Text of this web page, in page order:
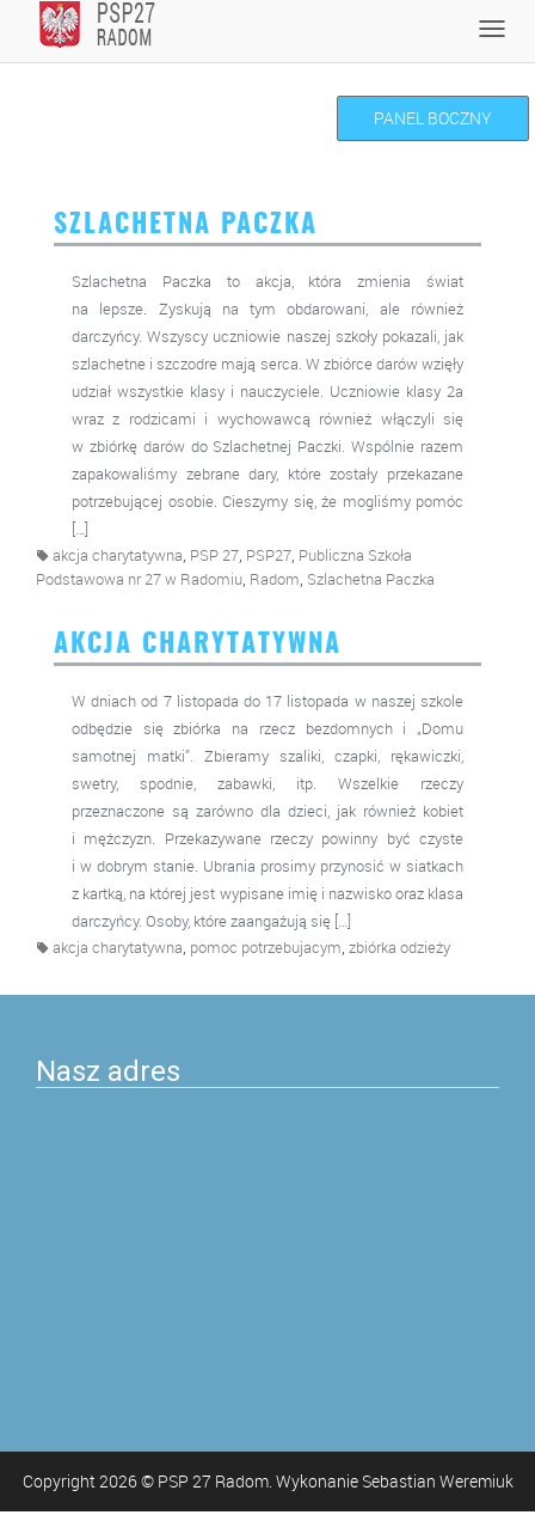
content
PANEL BOCZNY
SZLACHETNA PACZKA
Szlachetna Paczka to akcja, która zmienia świat
na lepsze. Zyskują na tym obdarowani, ale również
darczyńcy. Wszyscy uczniowie naszej szkoły pokazali, jak
szlachetne i szczodre mają serca. W zbiórce darów wzięły
udział wszystkie klasy i nauczyciele. Uczniowie klasy 2a
wraz z rodzicami i wychowawcą również włączyli się
w zbiórkę darów do Szlachetnej Paczki. Wspólnie razem
zapakowaliśmy zebrane dary, które zostały przekazane
potrzebującej osobie. Cieszymy się, że mogliśmy pomóc
[…]
akcja charytatywna, PSP 27, PSP27, Publiczna Szkoła
Podstawowa nr 27 w Radomiu, Radom, Szlachetna Paczka
AKCJA CHARYTATYWNA
W dniach od 7 listopada do 17 listopada w naszej szkole
odbędzie się zbiórka na rzecz bezdomnych i „Domu
samotnej matki”. Zbieramy szaliki, czapki, rękawiczki,
swetry, spodnie, zabawki, itp. Wszelkie rzeczy
przeznaczone są zarówno dla dzieci, jak również kobiet
i mężczyzn. Przekazywane rzeczy powinny być czyste
i w dobrym stanie. Ubrania prosimy przynosić w siatkach
z kartką, na której jest wypisane imię i nazwisko oraz klasa
darczyńcy. Osoby, które zaangażują się […]
akcja charytatywna, pomoc potrzebujacym, zbiórka odzieży
Nasz adres
Copyright2026© PSP 27 Radom. Wykonanie Sebastian Weremiuk